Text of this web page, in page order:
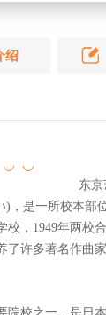
绍
东京
)，是一所校本
校，1949年两
许多著名作曲
校之一，是日